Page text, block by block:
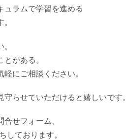
ュラムで学習を進める
がある。
にご相談ください。
らせていただけると嬉しいです。
せフォーム、
しております。